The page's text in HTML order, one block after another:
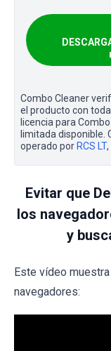
Combo Cleaner
el producto con
licencia para
limitada disponible.
operado por RCS LT
Evitar que
los
y
Este vídeo
navegadores: